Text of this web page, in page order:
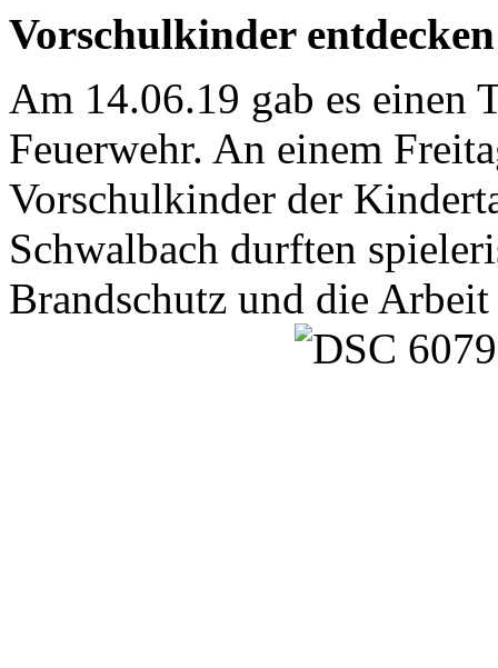
Vorschulkinder
Am 14.06.19 gab es einen
Feuerwehr. An einem
Vorschulkinder der
Schwalbach durften
Brandschutz und die